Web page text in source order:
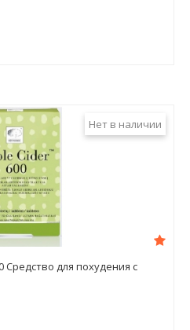
Нет в наличии
Средство для похудения с